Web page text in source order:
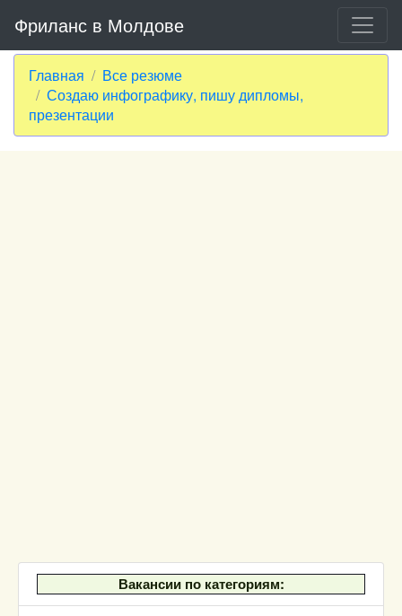
Фриланс в Молдове
Главная
Все резюме
Создаю инфографику, пишу дипломы,
презентации
Вакансии по категориям: